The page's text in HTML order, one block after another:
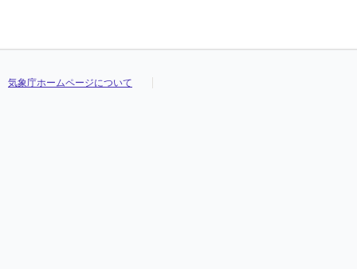
気象庁ホームページについて